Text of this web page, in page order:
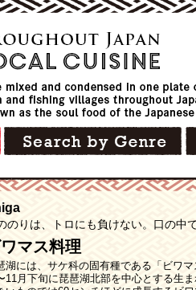
のりは、トロにも負けない。口の中
マス料理
湖には、サケ科の固有種である「ビワ
11月下旬に琵琶湖北部を中心とする生